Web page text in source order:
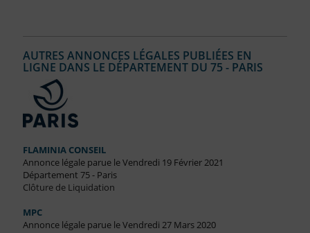
AUTRES ANNONCES LÉGALES PUBLIÉES EN
LIGNE DANS LE DÉPARTEMENT DU 75 - PARIS
FLAMINIA CONSEIL
Annonce légale parue le Vendredi 19 Février 2021
Département 75 - Paris
Clôture de Liquidation
MPC
Annonce légale parue le Vendredi 27 Mars 2020